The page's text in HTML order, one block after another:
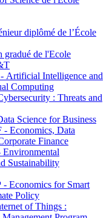
diplômé de l’École
gradué de l'Ecole
Artificial Intelligence and
Computing
: Threats and
Science for Business
Economics, Data
Finance
Sustainability
Economics for Smart
Policy
of Things :